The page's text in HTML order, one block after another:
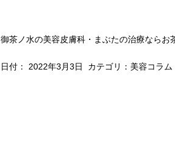
御茶ノ水の美容皮膚科・まぶたの治療ならお
日付： 2022年3月3日 カテゴリ： 美容コラム